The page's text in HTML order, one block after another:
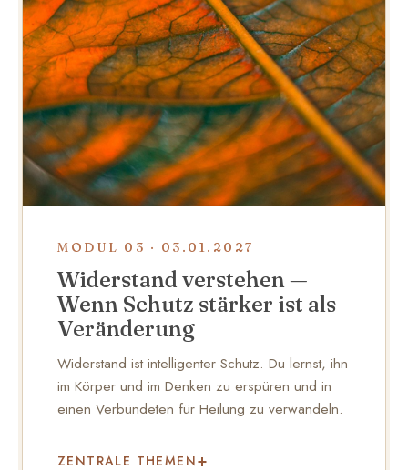
MODUL 03 · 03.01.2027
Widerstand verstehen —
Wenn Schutz stärker ist als
Veränderung
Widerstand ist intelligenter Schutz. Du lernst, ihn
im Körper und im Denken zu erspüren und in
einen Verbündeten für Heilung zu verwandeln.
ZENTRALE THEMEN